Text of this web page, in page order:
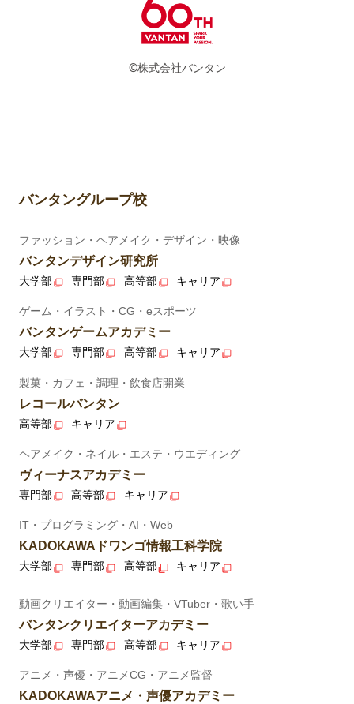
©株式会社バンタン
バンタングループ校
ファッション・ヘアメイク・デザイン・映像
バンタンデザイン研究所
大学部 専門部 高等部 キャリア
ゲーム・イラスト・CG・eスポーツ
バンタンゲームアカデミー
大学部 専門部 高等部 キャリア
製菓・カフェ・調理・飲食店開業
レコールバンタン
高等部 キャリア
ヘアメイク・ネイル・エステ・ウエディング
ヴィーナスアカデミー
専門部 高等部 キャリア
IT・プログラミング・AI・Web
KADOKAWAドワンゴ情報工科学院
大学部 専門部 高等部 キャリア
動画クリエイター・動画編集・VTuber・歌い手
バンタンクリエイターアカデミー
大学部 専門部 高等部 キャリア
アニメ・声優・アニメCG・アニメ監督
KADOKAWAアニメ・声優アカデミー